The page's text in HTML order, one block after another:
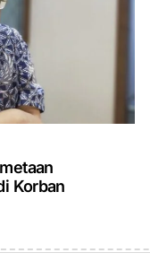
Korban